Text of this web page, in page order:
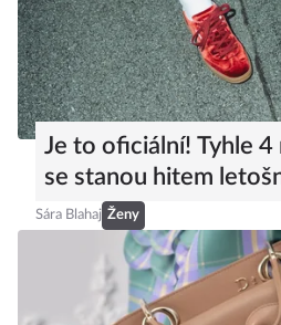
Je to oficiální! Tyhle
se stanou hitem
Sára Blahaj Ženy